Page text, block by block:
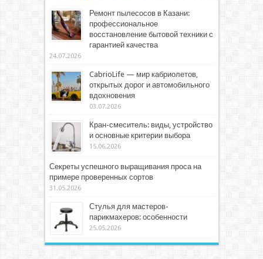
Ремонт пылесосов в Казани:
профессиональное
восстановление бытовой техники с
гарантией качества
24.07.2026
CabrioLife — мир кабриолетов,
открытых дорог и автомобильного
вдохновения
03.07.2026
Кран-смеситель: виды, устройство
и основные критерии выбора
15.06.2026
Секреты успешного выращивания проса на
примере проверенных сортов
31.05.2026
Стулья для мастеров-
парикмахеров: особенности
25.05.2026